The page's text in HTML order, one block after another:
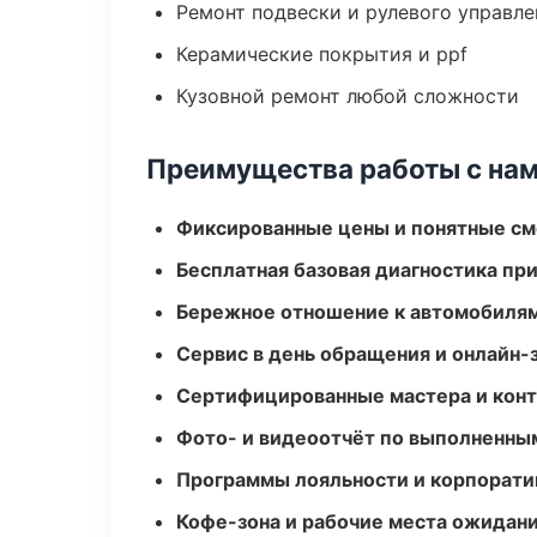
Ремонт подвески и рулевого
Керамические покрытия и ppf
Кузовной ремонт любой сложности
Преимущества работы с
Фиксированные цены и понятные
Бесплатная базовая диагностика
Бережное отношение к
Сервис в день обращения и онлайн-
Сертифицированные мастера и
Фото- и видеоотчёт по
Программы лояльности и
Кофе-зона и рабочие места